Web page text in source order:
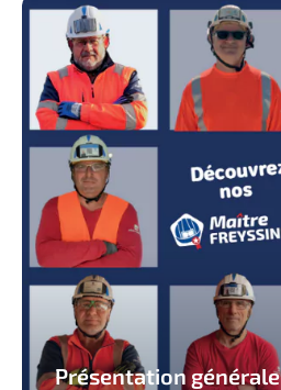
Présentation générale